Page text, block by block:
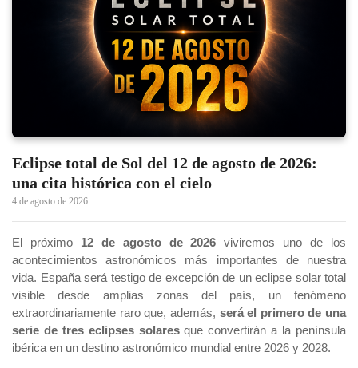
Eclipse total de Sol del 12 de agosto de 2026:
una cita histórica con el cielo
4 de agosto de 2026
El próximo 12 de agosto de 2026 viviremos uno de los
acontecimientos astronómicos más importantes de nuestra
vida. España será testigo de excepción de un eclipse solar total
visible desde amplias zonas del país, un fenómeno
extraordinariamente raro que, además, será el primero de una
serie de tres eclipses solaresque convertirán a la península
ibérica en un destino astronómico mundial entre 2026 y 2028.